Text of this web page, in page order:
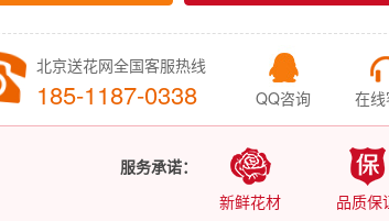
北京送花网全国客服热线
185-1187-0338 QQ咨询 在
服务承诺：
新鲜花材 品质保